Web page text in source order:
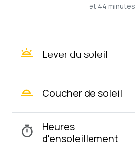
et 44 minutes
wb_twilight Lever du soleil
wb_twilight_2 Coucher de soleil
timer
Heures
d'ensoleillement